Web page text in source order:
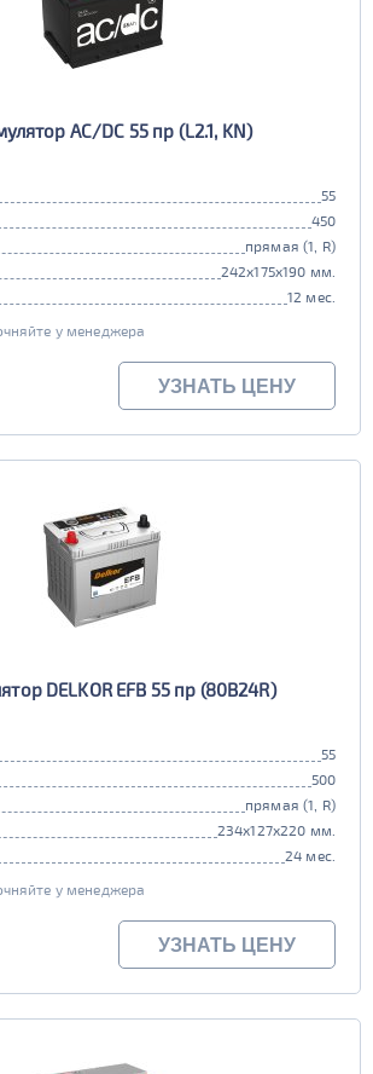
AC/DC 55 пр (L2.1, KN)
55
450
прямая (1, R)
242x175x190 мм.
12 мес.
у менеджера
УЗНАТЬ ЦЕНУ
DELKOR EFB 55 пр (80B24R)
55
500
прямая (1, R)
234x127x220 мм.
24 мес.
у менеджера
УЗНАТЬ ЦЕНУ